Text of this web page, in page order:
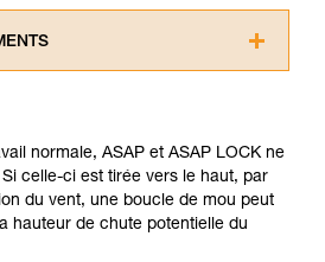
la notice technique pour
ce complément
nécessite une
entraînement spécifique. Validez
normale, ASAP et ASAP LOCK ne
celle-ci est tirée vers le haut, par
du vent, une boucle de mou peut
hauteur de chute potentielle du